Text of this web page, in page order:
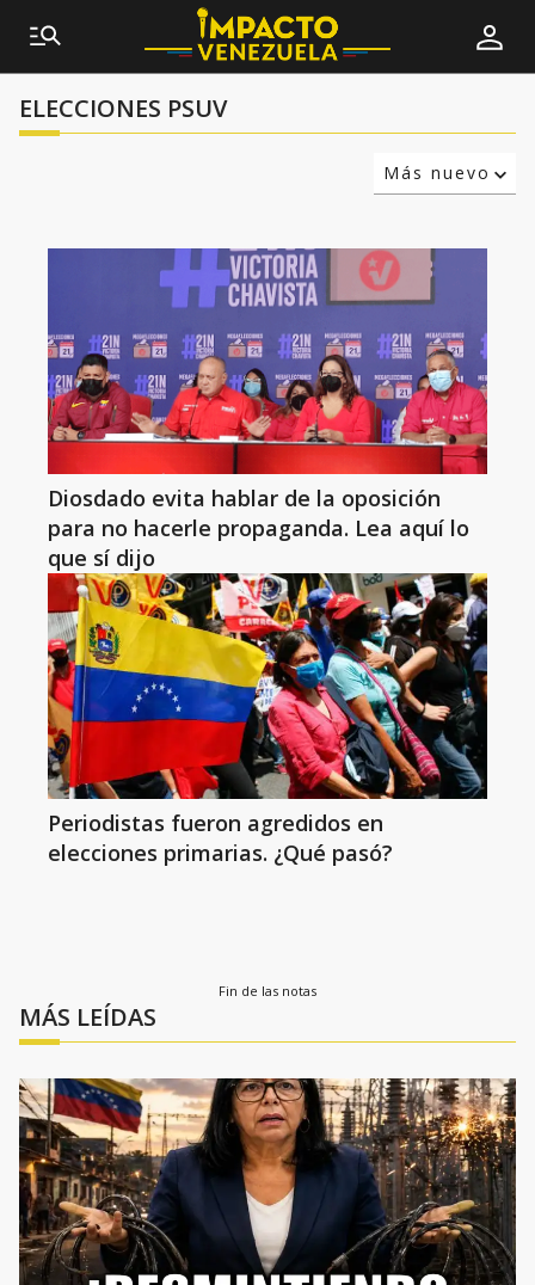
ELECCIONES PSUV
Más nuevo
Diosdado evita hablar de la oposición
para no hacerle propaganda. Lea aquí lo
que sí dijo
Periodistas fueron agredidos en
elecciones primarias. ¿Qué pasó?
Fin de las notas
MÁS LEÍDAS